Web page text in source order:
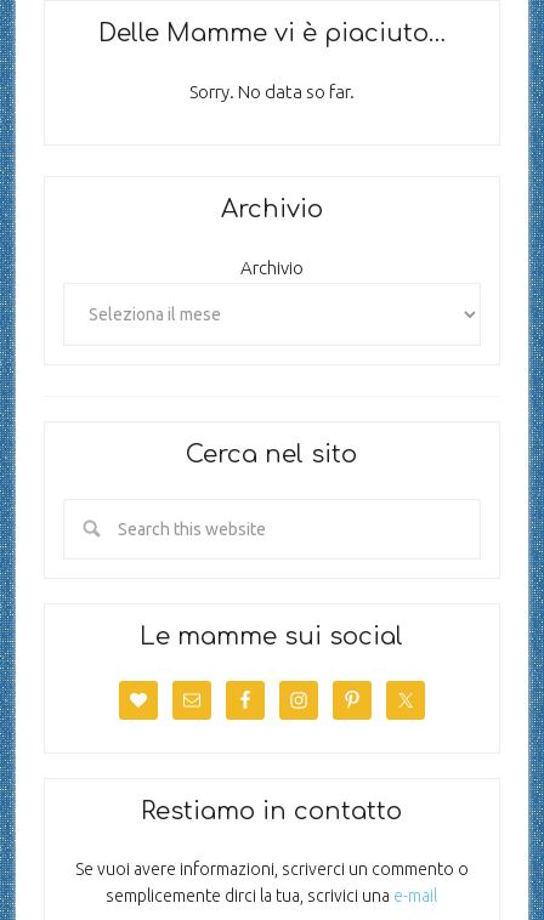
Delle Mamme vi è piaciuto…
Sorry. No data so far.
Archivio
Archivio
Cerca nel sito
Le mamme sui social
Restiamo in contatto
Se vuoi avere informazioni, scriverci un commento o
semplicemente dirci la tua, scrivici una e-mail